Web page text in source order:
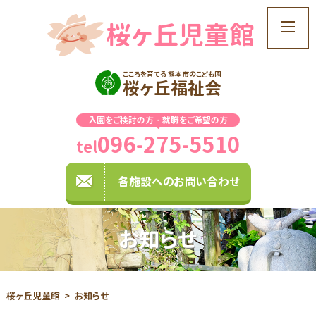
t
o
a
t
i
o
n
桜ヶ丘児童館
こころを育てる 熊本市のこども園
桜ヶ丘福祉会
入園をご検討の方・就職をご希望の方
tel096-275-5510
各施設へのお問い合わせ
お知らせ
桜ヶ丘児童館 お知らせ